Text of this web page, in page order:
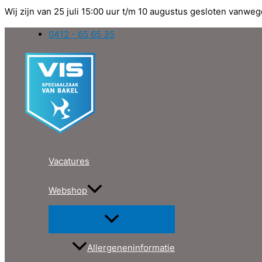
Wij zijn van 25 juli 15:00 uur t/m 10 augustus gesloten
Ga
0412 - 65 65 35
Vacatures
Webshop
Allergeneninformatie